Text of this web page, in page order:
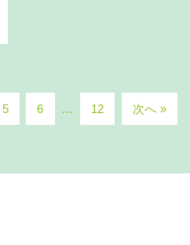
5 6 … 12 次へ »